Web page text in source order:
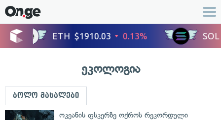
ეკოლოგია
ბოლო მასალები
ოკეანის ფსკერზე ოქროს რეკორდული